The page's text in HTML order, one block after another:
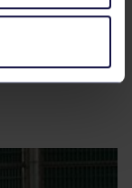
de Diversidad
con creces su